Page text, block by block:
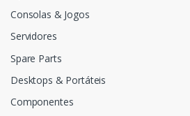
Consolas & Jogos
Servidores
Spare Parts
Desktops & Portáteis
Componentes